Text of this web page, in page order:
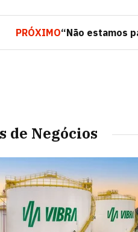
PRÓXIMO“Não estamos
de Negócios